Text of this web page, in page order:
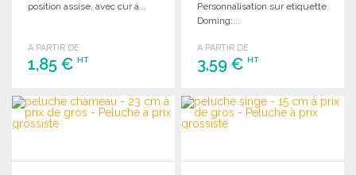
position assise, avec cur à...
A PARTIR DE
1,85 € HT
COMMANDER
Demander un devis
Personnalisation sur etiquette
Doming:...
A PARTIR DE
3,59 €HT
COMMANDER
Demander un devis